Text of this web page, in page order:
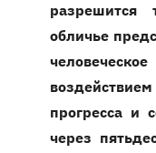
разрешится
обличье
прогресса и
через